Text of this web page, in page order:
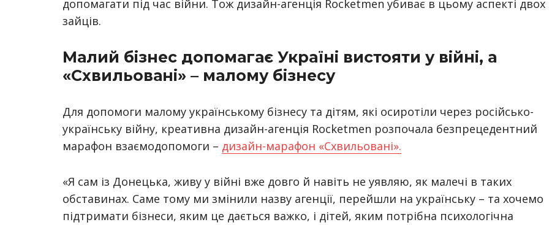
допомагати під час війни. Тож дизайн-агенція Rocketmen убиває в цьому аспекті двох
зайців.
Малий бізнес допомагає Україні вистояти у війні, а
«Схвильовані» – малому бізнесу
Для допомоги малому українському бізнесу та дітям, які осиротіли через російсько-
українську війну, креативна дизайн-агенція Rocketmen розпочала безпрецедентний
марафон взаємодопомоги – дизайн-марафон «Схвильовані».
«Я сам із Донецька, живу у війні вже довго й навіть не уявляю, як малечі в таких
обставинах. Саме тому ми змінили назву агенції, перейшли на українську – та хочемо
підтримати бізнеси, яким це дається важко, і дітей, яким потрібна психологічна